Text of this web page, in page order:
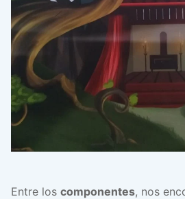
Entre los componentes, nos